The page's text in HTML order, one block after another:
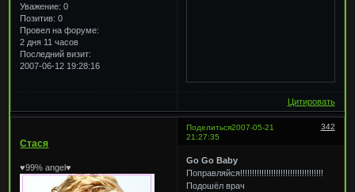
Уважение: 0
Позитив: 0
Провел на форуме:
2 дня 11 часов
Последний визит:
2007-06-12 19:28:16
Цитировать
Поделиться 342
2007-05-21
21:27:35
Стася
♥99% angel♥
Go Go Baby
Поправляйся!!!!!!!!!!!!!!!!!!!!!!!!!!!!!!!!!!!
Подошёл врач